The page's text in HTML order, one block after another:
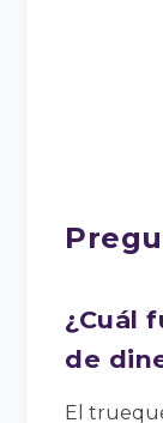
¿Cuál
de
El